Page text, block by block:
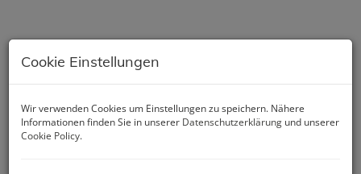
Cookie Einstellungen
Wir verwenden Cookies um Einstellungen zu speichern. Nähere
Informationen finden Sie in unserer Datenschutzerklärung und unserer
Cookie Policy.